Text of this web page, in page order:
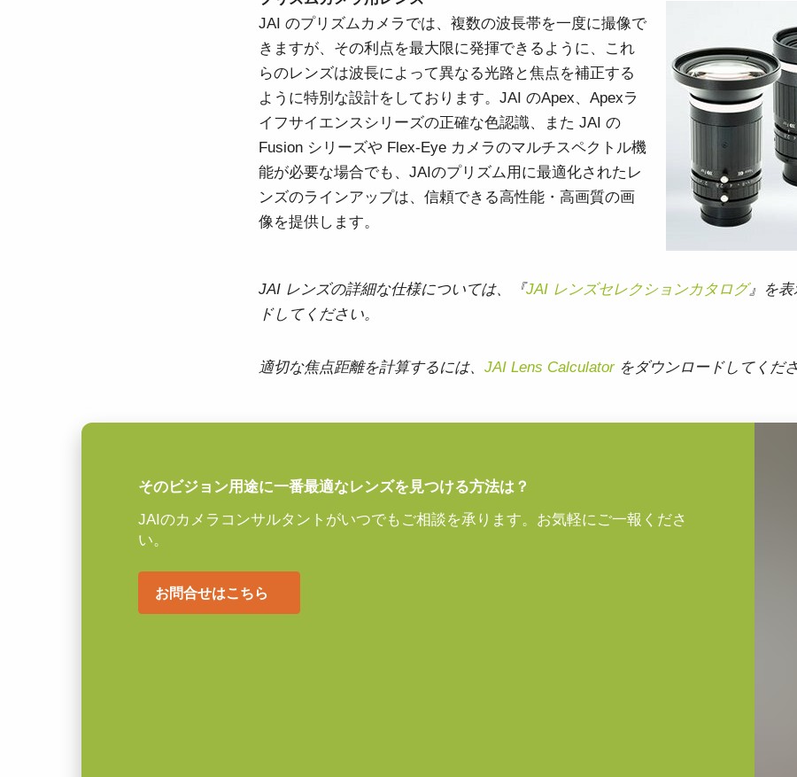
JAI のプリズムカメラでは、複数の波長帯を一度に撮像で
きますが、その利点を最大限に発揮できるように、これ
らのレンズは波長によって異なる光路と焦点を補正する
ように特別な設計をしております。JAI のApex、Apexラ
イフサイエンスシリーズの正確な色認識、また JAI の
Fusion シリーズや Flex-Eye カメラのマルチスペクトル機
能が必要な場合でも、JAIのプリズム用に最適化されたレ
ンズのラインアップは、信頼できる高性能・高画質の画
像を提供します。
JAI レンズの詳細な仕様については、『JAI レンズセレクションカタログ』を
ドしてください。
適切な焦点距離を計算するには、 JAI Lens Calculatorをダウンロードしてくださ
そのビジョン用途に一番最適なレンズを見つける方法は？
JAIのカメラコンサルタントがいつでもご相談を承ります。お気軽にご一報くださ
い。
お問合せはこちら